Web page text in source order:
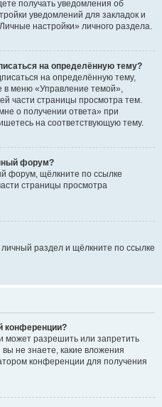
получать уведомления об
уведомлений для закладок и
настройки» личного раздела.
на определённую тему?
на определённую тему,
в меню «Управление темой»,
части страницы просмотра тем.
о получении ответа» при
на соответствующую тему.
форум?
форум, щёлкните по ссылке
страницы просмотра
раздел и щёлкните по ссылке
конференции?
может разрешить или запретить
не знаете, какие вложения
конференции для получения